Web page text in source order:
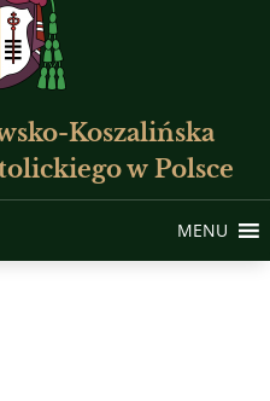
Koszalińska
w Polsce
MENU